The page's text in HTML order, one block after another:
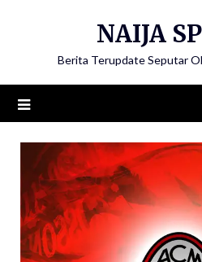
NAIJA
Berita Terupdate Seputar